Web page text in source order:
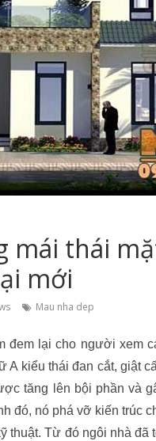
mái thái
mới
Mau nha dep
đem lại cho người xem
A kiểu thái đan cắt, giật
tăng lên bội phần và
đó, nó phá vỡ kiến trúc
thuật. Từ đó ngôi nhà đã